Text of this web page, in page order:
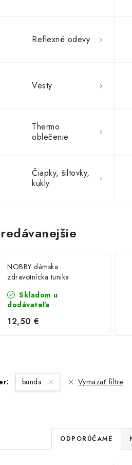
Reflexné odevy
Vesty
Thermo
oblečenie
Čiapky, šiltovky,
kukly
NOBBY dámska
zdravotnícka tunika
Skladom u
dodávateľa
12,50 €
bunda Vymazať filtre
R
a
ODPORÚČAME